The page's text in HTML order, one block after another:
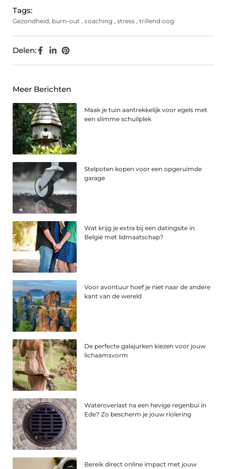
Tags:
Gezondheid, burn-out , coaching , stress , trillend oog
Delen:
Meer Berichten
Maak je tuin aantrekkelijk voor egels met
een slimme schuilplek
Stelpoten kopen voor een opgeruimde
garage
Wat krijg je extra bij een datingsite in
België met lidmaatschap?
Voor avontuur hoef je niet naar de andere
kant van de wereld
De perfecte galajurken kiezen voor jouw
lichaamsvorm
Wateroverlast na een hevige regenbui in
Ede? Zo bescherm je jouw riolering
Bereik direct online impact met jouw